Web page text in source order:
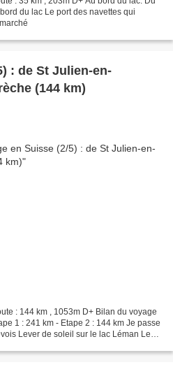
du lac Le port des navettes qui
: de St Julien-en-
(144 km)
: 144 km , 1053m D+ Bilan du voyage
1 : 241 km - Etape 2 : 144 km Je passe
Lever de soleil sur le lac Léman Les